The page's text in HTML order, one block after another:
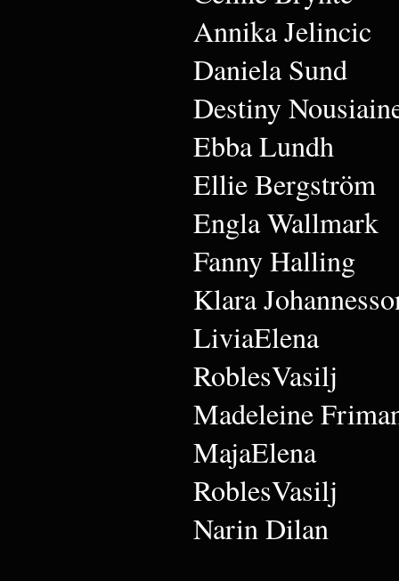
Annika Jelincic
Daniela Sund
Destiny
Ebba Lundh
Ellie Bergström
Engla Wallmark
Fanny Halling
Klara
LiviaElena
RoblesVasilj
Madeleine
MajaElena
RoblesVasilj
Narin Dilan